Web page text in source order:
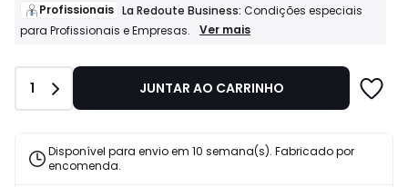
989.00
€.
Profissionais La Redoute Business: Condições especiais
para Profissionais e Empresas.
Profissionais
Condições
e
Ver mais
Quantidade
1 JUNTAR AO CARRINHO
Disponível para envio em 10 semana(s). Fabricado por
encomenda.